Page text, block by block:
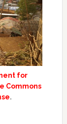
for
Commons
.